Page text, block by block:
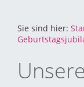
Sie sind hier:
Unsere